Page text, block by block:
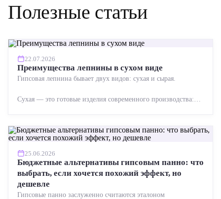
Полезные статьи
22.07.2026
Преимущества лепнины в сухом виде
Гипсовая лепнина бывает двух видов: сухая и сырая.
Сухая — это готовые изделия современного производства:
25.06.2026
Бюджетные альтернативы гипсовым панно: что
выбрать, если хочется похожий эффект, но
дешевле
Гипсовые панно заслуженно считаются эталоном